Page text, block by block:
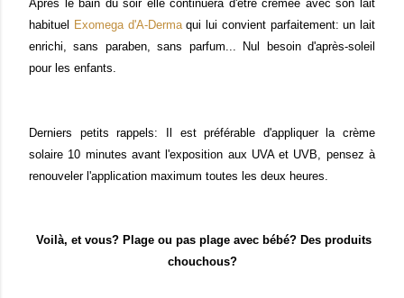
Après le bain du soir elle continuera d'être crémée avec son lait
habituel
Exomega d'A-Dermaqui lui convient parfaitement: un lait
enrichi, sans paraben, sans parfum... Nul besoin d'après-soleil
pour les enfants.
Derniers petits rappels: Il est préférable d'appliquer la crème
solaire 10 minutes avant l'exposition aux UVA et UVB, pensez à
renouveler l'application maximum toutes les deux heures.
Voilà, et vous? Plage ou pas plage avec bébé? Des produits
chouchous?